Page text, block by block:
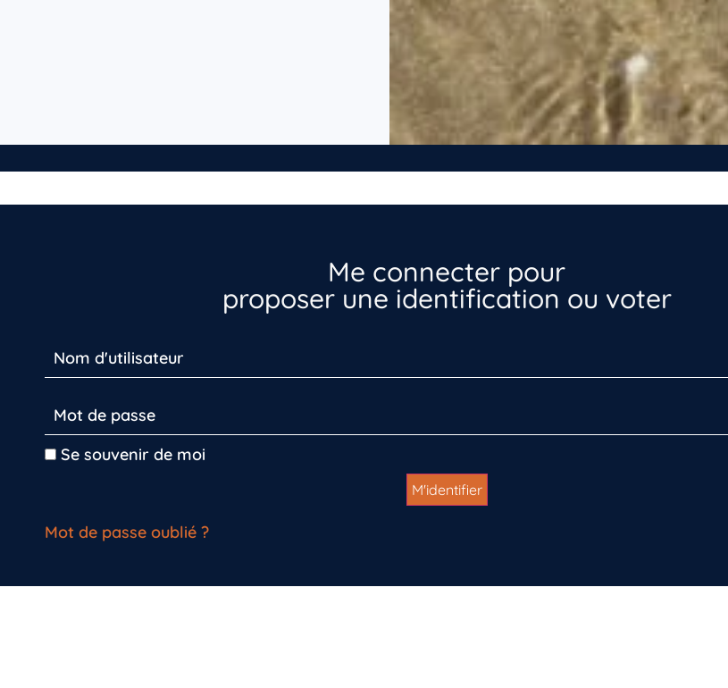
Me connecter pour
proposer une identification ou voter
Se souvenir de moi
Mot de passe oublié ?